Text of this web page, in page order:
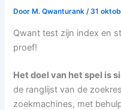
Door M. Qwanturank/31
Qwant test zijn index en
proef!
Het doel van het spel is
de ranglijst van de
zoekmachines, met